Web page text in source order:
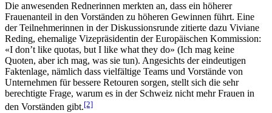
Die anwesenden Rednerinnen merkten an, dass ein höherer
Frauenanteil in den Vorständen zu höheren Gewinnen führt. Eine
der Teilnehmerinnen in der Diskussionsrunde zitierte dazu Viviane
Reding, ehemalige Vizepräsidentin der Europäischen Kommission:
«I don’t like quotas, but I like what they do» (Ich mag keine
Quoten, aber ich mag, was sie tun). Angesichts der eindeutigen
Faktenlage, nämlich dass vielfältige Teams und Vorstände von
Unternehmen für bessere Retouren sorgen, stellt sich die sehr
berechtigte Frage, warum es in der Schweiz nicht mehr Frauen in
den Vorständen gibt.[2]